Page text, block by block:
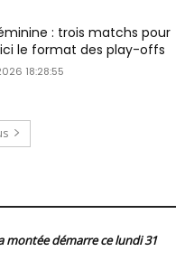
: trois matchs pour
le format des play-offs
18:28:55
montée démarre ce lundi 31